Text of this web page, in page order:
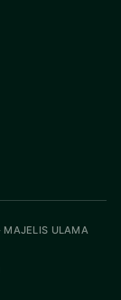
ULAMA